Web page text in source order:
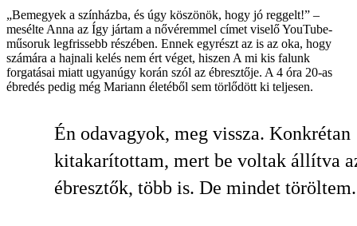
„Bemegyek a színházba, és úgy köszönök, hogy jó reggelt!” –
mesélte Anna az Így jártam a nővéremmel címet viselő YouTube-
műsoruk legfrissebb részében. Ennek egyrészt az is az oka, hogy
számára a hajnali kelés nem ért véget, hiszen A mi kis falunk
forgatásai miatt ugyanúgy korán szól az ébresztője. A 4 óra 20-as
ébredés pedig még Mariann életéből sem törlődött ki teljesen.
Én odavagyok, meg vissza. Konkrétan
kitakarítottam, mert be voltak állítva
ébresztők, több is. De mindet